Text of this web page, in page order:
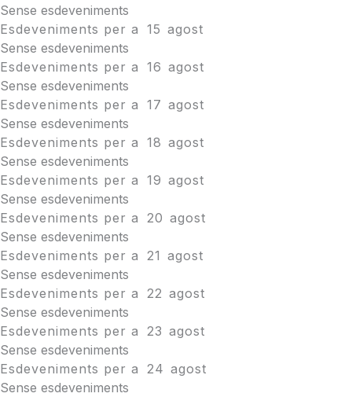
Sense esdeveniments
Esdeveniments per a 15 agost
Sense esdeveniments
Esdeveniments per a 16 agost
Sense esdeveniments
Esdeveniments per a 17 agost
Sense esdeveniments
Esdeveniments per a 18 agost
Sense esdeveniments
Esdeveniments per a 19 agost
Sense esdeveniments
Esdeveniments per a
20 agost
Sense esdeveniments
Esdeveniments per a
21 agost
Sense esdeveniments
Esdeveniments per a
22 agost
Sense esdeveniments
Esdeveniments per a
23 agost
Sense esdeveniments
Esdeveniments per a
24 agost
Sense esdeveniments